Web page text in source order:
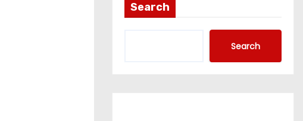
Search
Search